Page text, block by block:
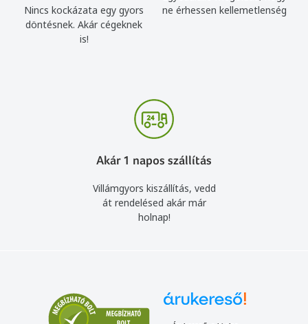
Nincs kockázata egy gyors
döntésnek. Akár cégeknek
is!
ne érhessen kellemetlenség
Akár 1 napos szállítás
Villámgyors kiszállítás, vedd
át rendelésed akár már
holnap!